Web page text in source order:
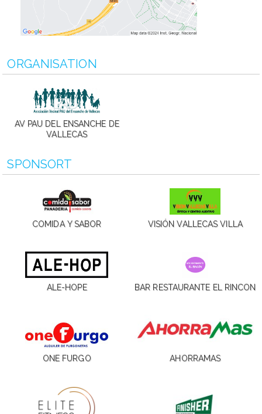
ORGANISATION
AV PAU DEL ENSANCHE DE
VALLECAS
SPONSORT
COMIDA Y SABOR VISIÓN VALLECAS VILLA
ALE-HOPE BAR RESTAURANTE EL RINCON
ONE FURGO AHORRAMAS